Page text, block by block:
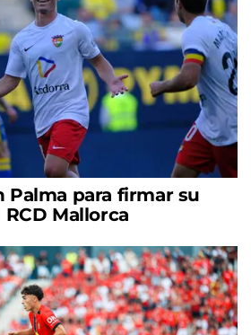
Palma para firmar su
Mallorca